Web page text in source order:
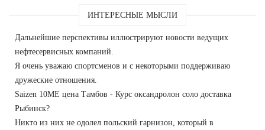
ИНТЕРЕСНЫЕ МЫСЛИ
Дальнейшие перспективы иллюстрируют новости ведущих
нефтесервисных компаний.
Я очень уважаю спортсменов и с некоторыми поддерживаю
дружеские отношения.
Saizen 10ME цена Тамбов - Курс оксандролон соло доставка
Рыбинск?
Никто из них не одолел польский гарнизон, который в